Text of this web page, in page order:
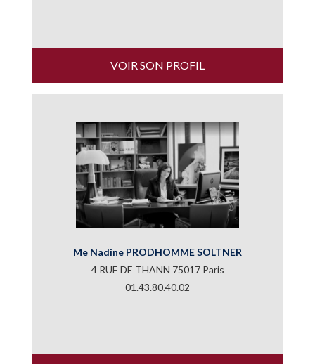
VOIR SON PROFIL
Me Nadine PRODHOMME SOLTNER
4 RUE DE THANN 75017 Paris
01.43.80.40.02